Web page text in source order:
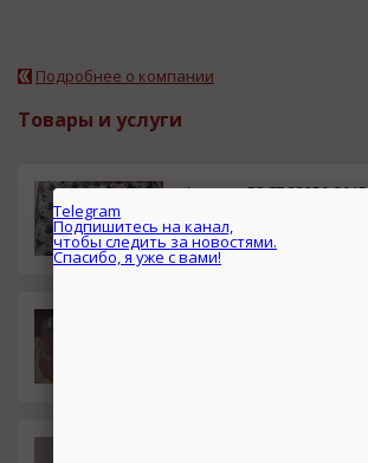
Подробнее о компании
Товары и услуги
Фланцы ГОСТ 33259-2015